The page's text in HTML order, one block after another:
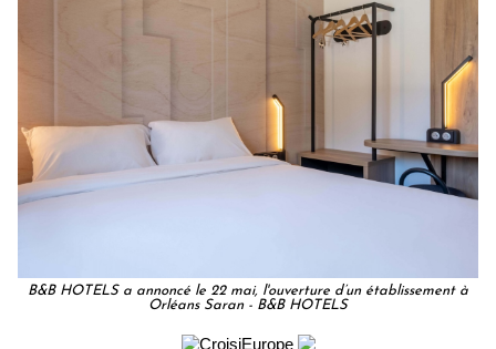
B&B HOTELS a annoncé le 22 mai, l'ouverture d’un établissement à
Orléans Saran - B&B HOTELS